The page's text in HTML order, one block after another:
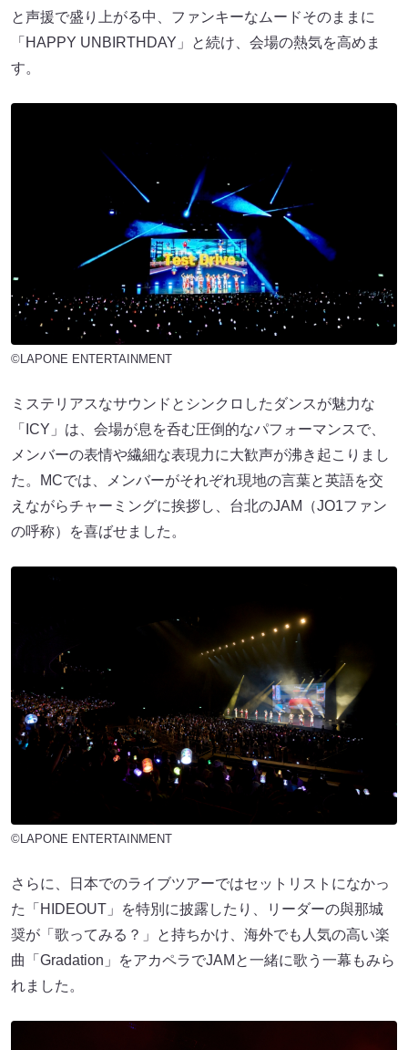
と声援で盛り上がる中、ファンキーなムードそのままに
「HAPPY UNBIRTHDAY」と続け、会場の熱気を高めま
す。
©LAPONE ENTERTAINMENT
ミステリアスなサウンドとシンクロしたダンスが魅力な
「ICY」は、会場が息を呑む圧倒的なパフォーマンスで、
メンバーの表情や繊細な表現力に大歓声が沸き起こりまし
た。MCでは、メンバーがそれぞれ現地の言葉と英語を交
えながらチャーミングに挨拶し、台北のJAM（JO1ファン
の呼称）を喜ばせました。
©LAPONE ENTERTAINMENT
さらに、日本でのライブツアーではセットリストになかっ
た「HIDEOUT」を特別に披露したり、リーダーの與那城
奨が「歌ってみる？」と持ちかけ、海外でも人気の高い楽
曲「Gradation」をアカペラでJAMと一緒に歌う一幕もみら
れました。